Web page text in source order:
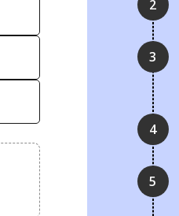
2
3
4
5